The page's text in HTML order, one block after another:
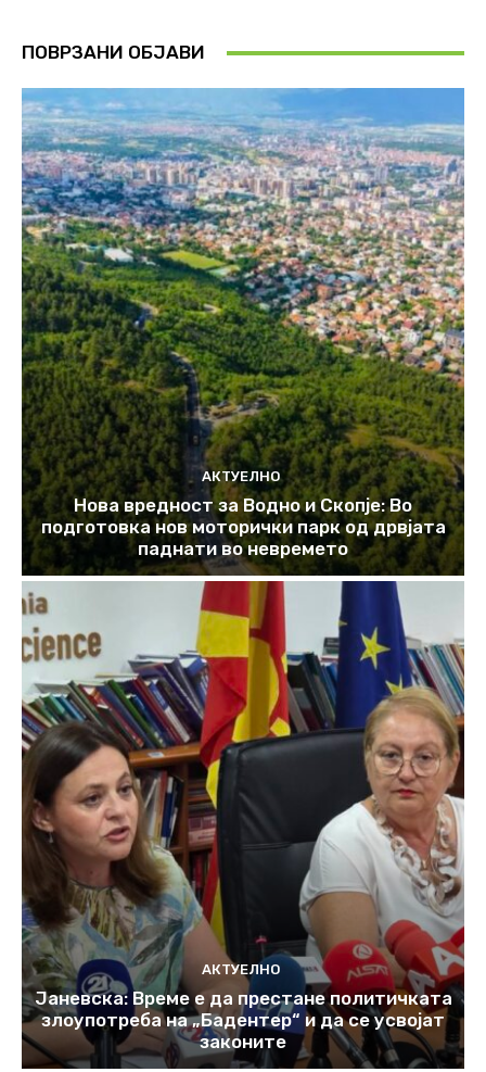
ПОВРЗАНИ ОБЈАВИ
АКТУЕЛНО
Нова вредност за Водно и Скопје: Во
подготовка нов моторички парк од дрвјата
паднати во невремето
АКТУЕЛНО
Јаневска: Време е да престане политичката
злоупотреба на „Бадентер“ и да се усвојат
законите